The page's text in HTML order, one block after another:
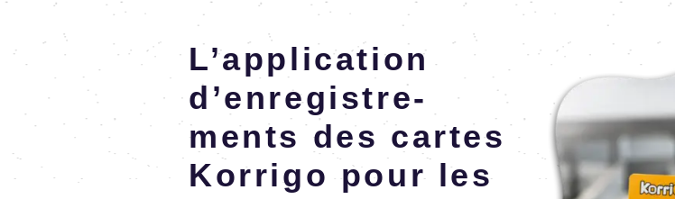
L’ap­pli­ca­tion
d’en­re­gis­tre­
ments des cartes
Korrigo pour les
En savoir plus Image